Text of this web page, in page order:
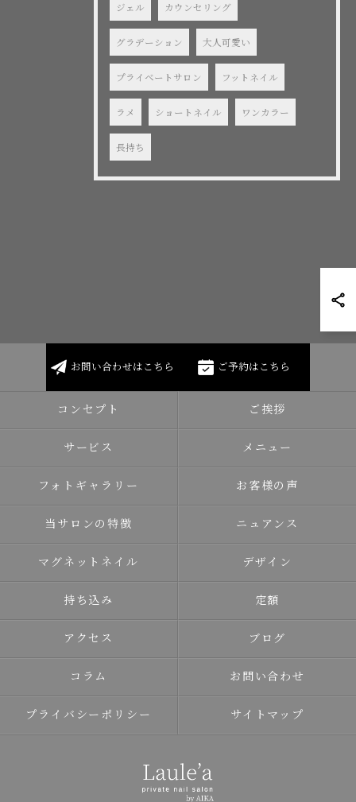
ジェル カウンセリング
グラデーション 大人可愛い
プライベートサロン フットネイル
ラメ ショートネイル ワンカラー
長持ち
お問い合わせはこちら ご予約はこちら
コンセプト ご挨拶
サービス メニュー
フォトギャラリー お客様の声
当サロンの特徴 ニュアンス
マグネットネイル デザイン
持ち込み 定額
アクセス ブログ
コラム お問い合わせ
プライバシーポリシー サイトマップ